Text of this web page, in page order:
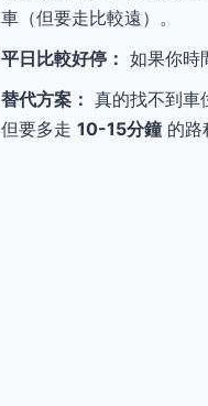
車（但要走比較遠）。
平日比較好停： 如果你時
替代方案： 真的找不到車
但要多走 10-15分鐘的路